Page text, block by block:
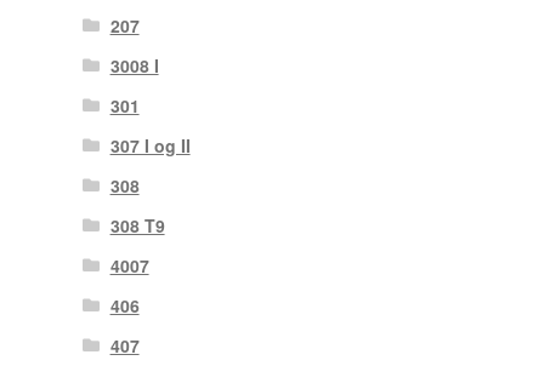
207
3008 I
301
307 I og II
308
308 T9
4007
406
407